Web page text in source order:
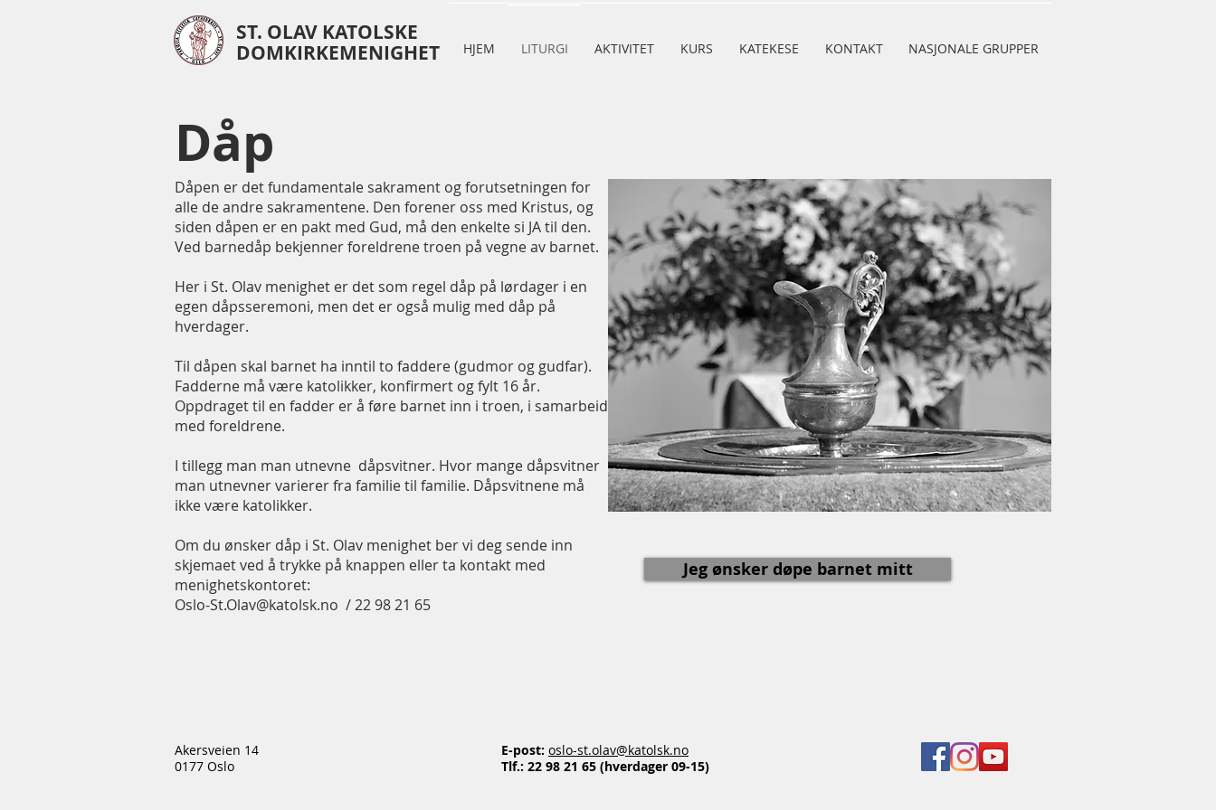
ST. OLAV KATOLSKE
DOMKIRKEMENIGHET HJEM LITURGI AKTIVITET KURS KATEKESE KONTAKT NASJONALE GRUPPER
Dåp
Dåpen er det fundamentale sakrament og forutsetningen for
alle de andre sakramentene. Den forener oss med Kristus, og
siden dåpen er en pakt med Gud, må den enkelte si JA til den.
Ved barnedåp bekjenner foreldrene troen på vegne av barnet.
Her i St. Olav menighet er det som regel dåp på lørdager i en
egen dåpsseremoni, men det er også mulig med dåp på
hverdager.
Til dåpen skal barnet ha inntil to faddere (gudmor og gudfar).
Fadderne må være katolikker, konfirmert og fylt 16 år.
Oppdraget til en fadder er å føre barnet inn i troen, i samarbeid
med foreldrene.
I tillegg man man utnevne dåpsvitner. Hvor mange dåpsvitner
man utnevner varierer fra familie til familie. Dåpsvitnene må
ikke være katolikker.
Om du ønsker dåp i St. Olav menighet ber vi deg sende inn
skjemaet ved å trykke på knappen eller ta kontakt med
menighetskontoret:
Oslo-St.Olav@katolsk.no / 22 98 21 65
Jeg ønsker døpe barnet mitt
Akersveien 14
0177 Oslo
E-post: oslo-st.olav@katolsk.no
Tlf.: 22 98 21 65 (hverdager 09-15)